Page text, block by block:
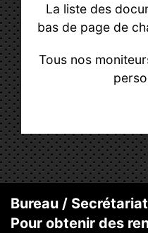
La liste des
bas de page de
Tous nos
Bureau / Secrétariat
Pour obtenir des